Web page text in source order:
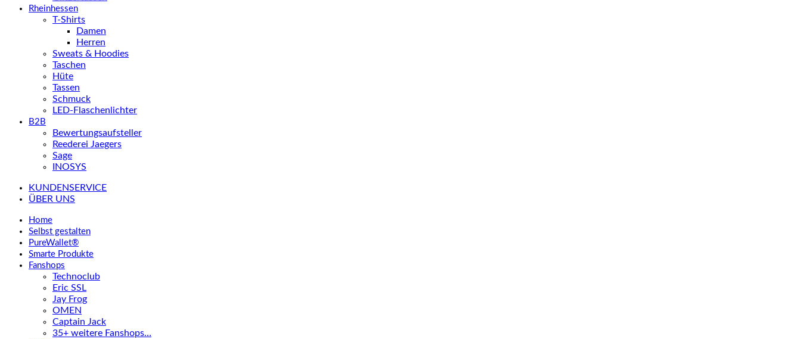
Rheinhessen
T-Shirts
Damen
Herren
Sweats & Hoodies
Taschen
Hüte
Tassen
Schmuck
LED-Flaschenlichter
B2B
Bewertungsaufsteller
Reederei Jaegers
Sage
INOSYS
KUNDENSERVICE
ÜBER UNS
Home
Selbst gestalten
PureWallet®
Smarte Produkte
Fanshops
Technoclub
Eric SSL
Jay Frog
OMEN
Captain Jack
35+ weitere Fanshops…